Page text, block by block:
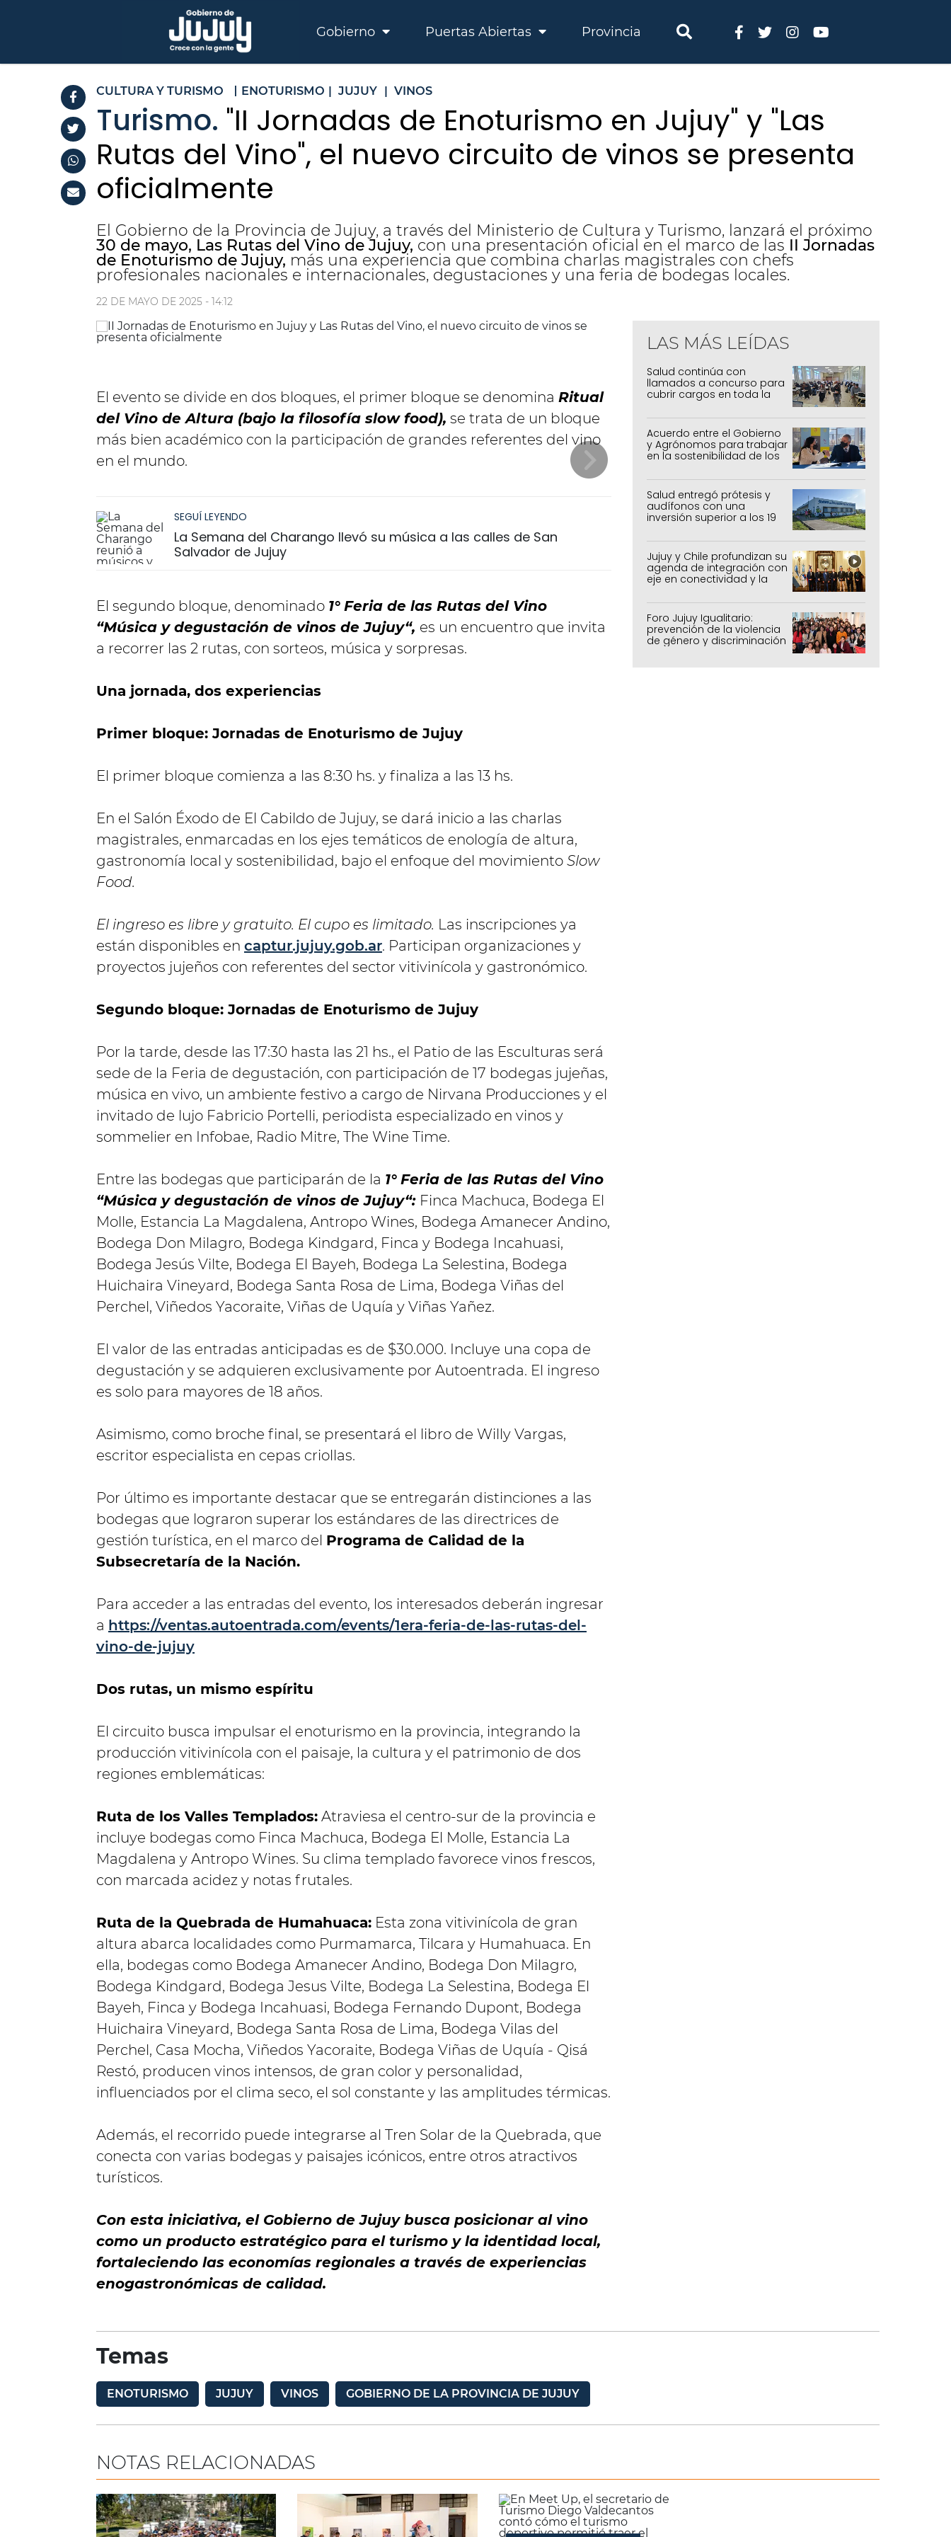
Gobierno Puertas Abiertas Provincia
CULTURA Y TURISMO ENOTURISMO | JUJUY | VINOS
Turismo. "II Jornadas de Enoturismo en Jujuy" y "Las
Rutas del Vino", el nuevo circuito de vinos se presenta
oficialmente
El Gobierno de la Provincia de Jujuy, a través del Ministerio de Cultura y Turismo, lanzará el próximo
30 de mayo, Las Rutas del Vino de Jujuy, con una presentación oficial en el marco de las II Jornadas
de Enoturismo de Jujuy, más una experiencia que combina charlas magistrales con chefs
profesionales nacionales e internacionales, degustaciones y una feria de bodegas locales.
22 DE MAYO DE 2025 - 14:12
El evento se divide en dos bloques, el primer bloque se denomina Ritual
del Vino de Altura (bajo la filosofía slow food), se trata de un bloque
más bien académico con la participación de grandes referentes del vino
en el mundo.
SEGUÍ LEYENDO
La Semana del Charango llevó su música a las calles de San
Salvador de Jujuy
El segundo bloque, denominado 1° Feria de las Rutas del Vino
“Música y degustación de vinos de Jujuy“, es un encuentro que invita
a recorrer las 2 rutas, con sorteos, música y sorpresas.
Una jornada, dos experiencias
Primer bloque: Jornadas de Enoturismo de Jujuy
El primer bloque comienza a las 8:30 hs. y finaliza a las 13 hs.
En el Salón Éxodo de El Cabildo de Jujuy, se dará inicio a las charlas
magistrales, enmarcadas en los ejes temáticos de enología de altura,
gastronomía local y sostenibilidad, bajo el enfoque del movimiento Slow
Food.
El ingreso es libre y gratuito. El cupo es limitado. Las inscripciones ya
están disponibles en captur.jujuy.gob.ar. Participan organizaciones y
proyectos jujeños con referentes del sector vitivinícola y gastronómico.
Segundo bloque: Jornadas de Enoturismo de Jujuy
Por la tarde, desde las 17:30 hasta las 21 hs., el Patio de las Esculturas será
sede de la Feria de degustación, con participación de 17 bodegas jujeñas,
música en vivo, un ambiente festivo a cargo de Nirvana Producciones y el
invitado de lujo Fabricio Portelli, periodista especializado en vinos y
sommelier en Infobae, Radio Mitre, The Wine Time.
Entre las bodegas que participarán de la 1° Feria de las Rutas del Vino
“Música y degustación de vinos de Jujuy“: Finca Machuca, Bodega El
Molle, Estancia La Magdalena, Antropo Wines, Bodega Amanecer Andino,
Bodega Don Milagro, Bodega Kindgard, Finca y Bodega Incahuasi,
Bodega Jesús Vilte, Bodega El Bayeh, Bodega La Selestina, Bodega
Huichaira Vineyard, Bodega Santa Rosa de Lima, Bodega Viñas del
Perchel, Viñedos Yacoraite, Viñas de Uquía y Viñas Yañez.
El valor de las entradas anticipadas es de $30.000. Incluye una copa de
degustación y se adquieren exclusivamente por Autoentrada. El ingreso
es solo para mayores de 18 años.
Asimismo, como broche final, se presentará el libro de Willy Vargas,
escritor especialista en cepas criollas.
Por último es importante destacar que se entregarán distinciones a las
bodegas que lograron superar los estándares de las directrices de
gestión turística, en el marco del Programa de Calidad de la
Subsecretaría de la Nación.
Para acceder a las entradas del evento, los interesados deberán ingresar
a https://ventas.autoentrada.com/events/1era-feria-de-las-rutas-del-
vino-de-jujuy
Dos rutas, un mismo espíritu
El circuito busca impulsar el enoturismo en la provincia, integrando la
producción vitivinícola con el paisaje, la cultura y el patrimonio de dos
regiones emblemáticas:
Ruta de los Valles Templados: Atraviesa el centro-sur de la provincia e
incluye bodegas como Finca Machuca, Bodega El Molle, Estancia La
Magdalena y Antropo Wines. Su clima templado favorece vinos frescos,
con marcada acidez y notas frutales.
Ruta de la Quebrada de Humahuaca: Esta zona vitivinícola de gran
altura abarca localidades como Purmamarca, Tilcara y Humahuaca. En
ella, bodegas como Bodega Amanecer Andino, Bodega Don Milagro,
Bodega Kindgard, Bodega Jesus Vilte, Bodega La Selestina, Bodega El
Bayeh, Finca y Bodega Incahuasi, Bodega Fernando Dupont, Bodega
Huichaira Vineyard, Bodega Santa Rosa de Lima, Bodega Vilas del
Perchel, Casa Mocha, Viñedos Yacoraite, Bodega Viñas de Uquía - Qisá
Restó, producen vinos intensos, de gran color y personalidad,
influenciados por el clima seco, el sol constante y las amplitudes térmicas.
Además, el recorrido puede integrarse al Tren Solar de la Quebrada, que
conecta con varias bodegas y paisajes icónicos, entre otros atractivos
turísticos.
Con esta iniciativa, el Gobierno de Jujuy busca posicionar al vino
como un producto estratégico para el turismo y la identidad local,
fortaleciendo las economías regionales a través de experiencias
enogastronómicas de calidad.
LAS MÁS LEÍDAS
Salud continúa con
llamados a concurso para
cubrir cargos en toda la
Acuerdo entre el Gobierno
y Agrónomos para trabajar
en la sostenibilidad de los
agrícolas, pecuarios y
forestal
Salud entregó prótesis y
audífonos con una
inversión superior a los 19
millones de pesos
Jujuy y Chile profundizan su
agenda de integración con
eje en conectividad y la
mejora del Paso de Jama
Foro Jujuy Igualitario:
prevención de la violencia
de género y discriminación
Temas
ENOTURISMO JUJUY VINOS GOBIERNO DE LA PROVINCIA DE JUJUY
NOTAS RELACIONADAS